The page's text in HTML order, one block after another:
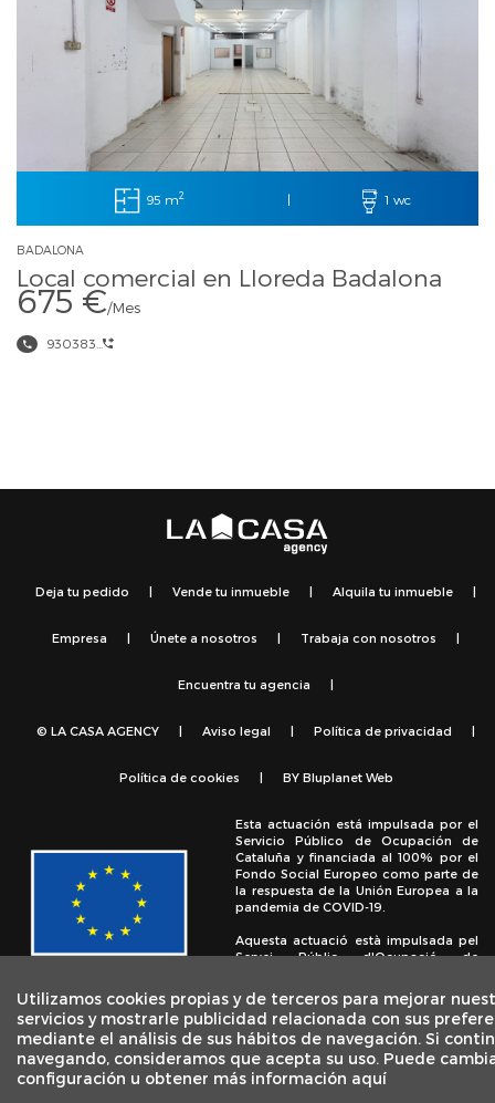
Utilizamos cookies propias y de terceros para mejorar
servicios y mostrarle publicidad relacionada con sus
mediante el análisis de sus hábitos de navegación. Si
navegando, consideramos que acepta su uso. Puede
configuración u obtener más información aquí
95 m2 | 1 wc
BADALONA
Local comercial en Lloreda Badalona
675 €/Mes
930383...
Deja tu pedido | Vende tu inmueble | Alquila tu inmueble |
Empresa | Únete a nosotros | Trabaja con nosotros |
Encuentra tu agencia |
© LA CASA AGENCY | Aviso legal | Política de privacidad |
Política de cookies | BY Bluplanet Web
Esta actuación está impulsada por el
Servicio Público de Ocupación de
Cataluña y financiada al 100% por el
Fondo Social Europeo como parte de
la respuesta de la Unión Europea a la
pandemia de COVID-19.
Aquesta actuació està impulsada pel
Servei Públic d'Ocupació de
Fons Social Europeu com a part de la
resposta de la Unió Europea a la
pandèmia de COVID-19.